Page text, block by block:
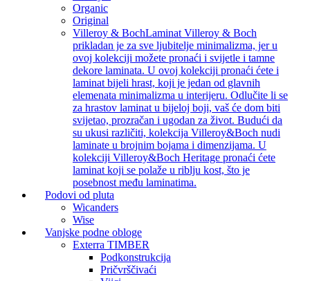
Organic
Original
Villeroy & BochLaminat Villeroy & Boch
prikladan je za sve ljubitelje minimalizma, jer u
ovoj kolekciji možete pronaći i svijetle i tamne
dekore laminata. U ovoj kolekciji pronaći ćete i
laminat bijeli hrast, koji je jedan od glavnih
elemenata minimalizma u interijeru. Odlučite li se
za hrastov laminat u bijeloj boji, vaš će dom biti
svijetao, prozračan i ugodan za život. Budući da
su ukusi različiti, kolekcija Villeroy&Boch nudi
laminate u brojnim bojama i dimenzijama. U
kolekciji Villeroy&Boch Heritage pronaći ćete
laminat koji se polaže u riblju kost, što je
posebnost među laminatima.
Podovi od pluta
Wicanders
Wise
Vanjske podne obloge
Exterra TIMBER
Podkonstrukcija
Pričvrščivaći